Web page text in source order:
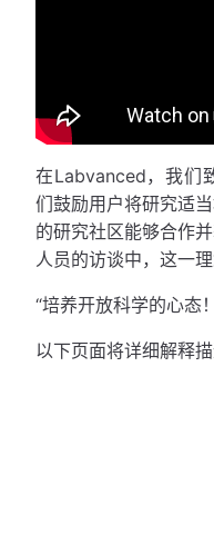
在Labvanced，我们
们鼓励用户将研究适
的研究社区能够合作
人员的访谈中，这一
“培养开放科学的心
以下页面将详细解释描